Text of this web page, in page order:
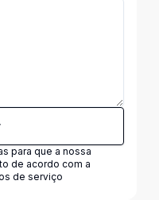
para que a nossa
de acordo com a
de serviço